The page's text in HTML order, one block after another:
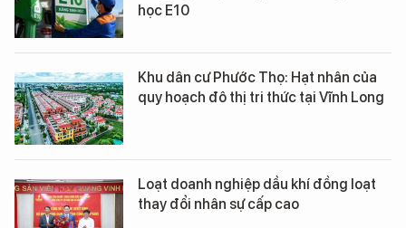
học E10
Khu dân cư Phước Thọ: Hạt nhân của
quy hoạch đô thị tri thức tại Vĩnh Long
Loạt doanh nghiệp dầu khí đồng loạt
thay đổi nhân sự cấp cao